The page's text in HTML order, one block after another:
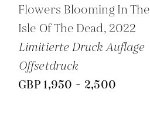
Flowers Blooming In The
Isle Of The Dead, 2022
Limitierte Druck Auflage
Offsetdruck
GBP 1,950 - 2,500